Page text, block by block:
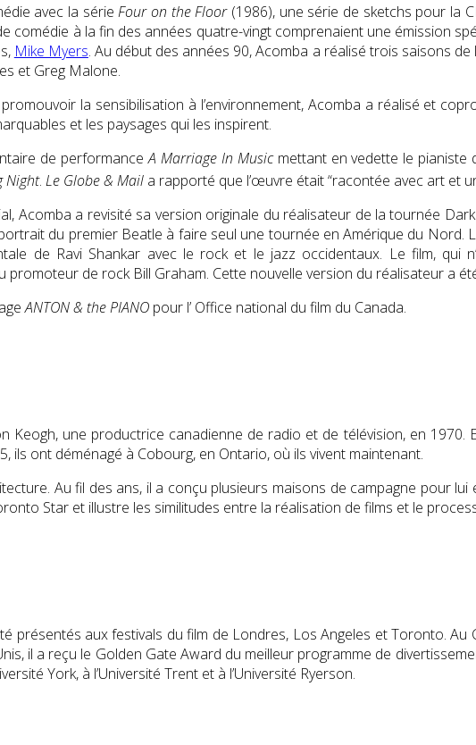
avec la sérieFour on the Floor(1986), une série de sketchs pour la
comédie à la fin des années quatre-vingt comprenaient une émission
Mike Myers. Au début des années 90, Acomba a réalisé trois saisons
et Greg Malone.
la sensibilisation à l’environnement, Acomba a réalisé et
et les paysages qui les inspirent.
de performanceA Marriage In Musicmettant en vedette le pianiste
Night. Le Globe & Mail a rapporté que l’œuvre était “racontée avec art et
Acomba a revisité sa version originale du réalisateur de la tournée
du premier Beatle à faire seul une tournée en Amérique du
de Ravi Shankar avec le rock et le jazz occidentaux. Le film, qui
promoteur de rock Bill Graham. Cette nouvelle version du réalisateur a
ANTON & the PIANO pour l’ Office national du film du Canada.
Keogh, une productrice canadienne de radio et de télévision, en
ils ont déménagé à Cobourg, en Ontario, où ils vivent maintenant.
Au fil des ans, il a conçu plusieurs maisons de campagne pour
Star et illustre les similitudes entre la réalisation de films et le
présentés aux festivals du film de Londres, Los Angeles et Toronto.
il a reçu le Golden Gate Award du meilleur programme de
York, à l’Université Trent et à l’Université Ryerson.